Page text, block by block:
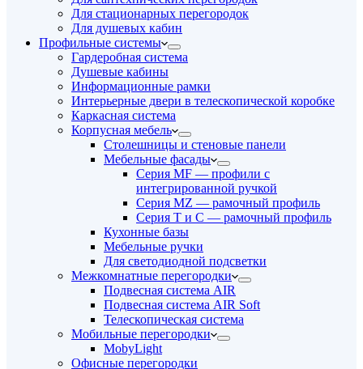
Для стационарных перегородок
Для душевых кабин
Профильные системы
Гардеробная система
Душевые кабины
Информационные рамки
Интерьерные двери в телескопической коробке
Каркасная система
Корпусная мебель
Столешницы и стеновые панели
Мебельные фасады
Серия MF — профили с
интегрированной ручкой
Серия MZ — рамочный профиль
Серия T и C — рамочный профиль
Кухонные базы
Мебельные ручки
Для светодиодной подсветки
Межкомнатные перегородки
Подвесная система AIR
Подвесная система AIR Soft
Телескопическая система
Мобильные перегородки
MobyLight
Офисные перегородки